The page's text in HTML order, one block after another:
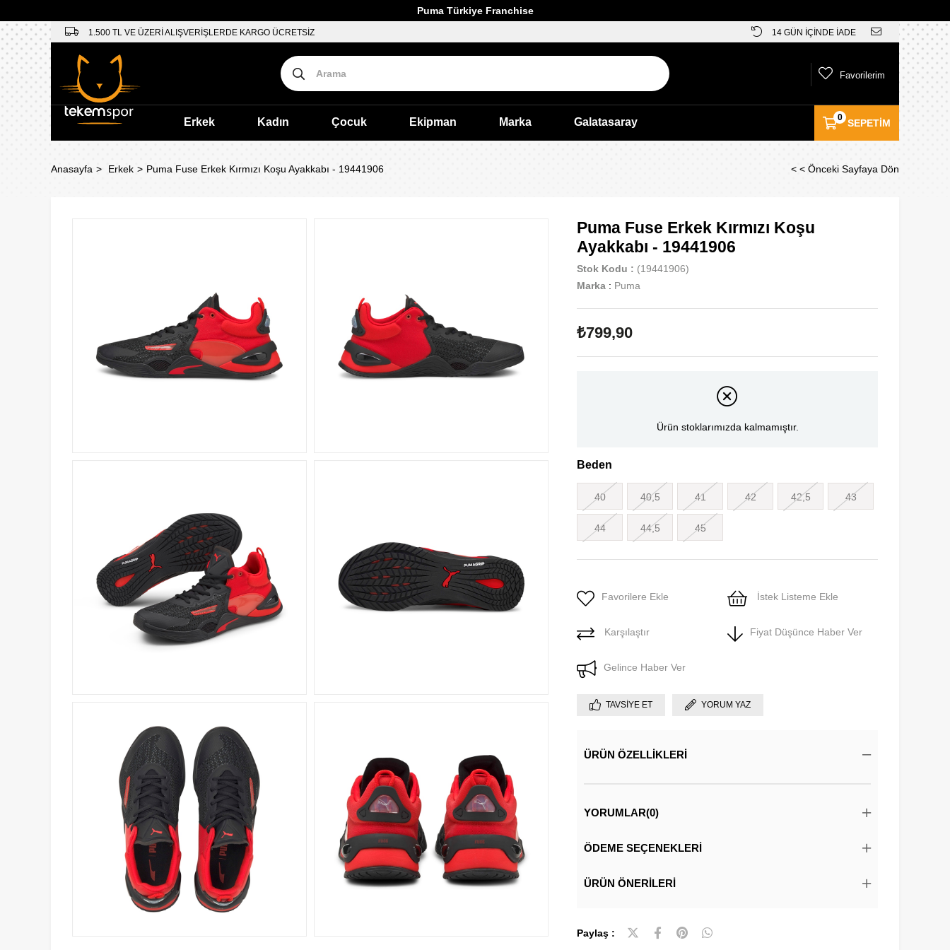
Puma Türkiye Franchise
1.500 TL VE ÜZERİ ALIŞVERİŞLERDE KARGO ÜCRETSİZ 14 GÜN İÇİNDE İADE
SEPETIM
0
Favorilerim
Erkek Kadın Çocuk Ekipman Marka Galatasaray
Anasayfa Erkek Puma Fuse Erkek Kırmızı Koşu Ayakkabı - 19441906 < < Önceki Sayfaya Dön
Puma Fuse Erkek Kırmızı Koşu
Ayakkabı - 19441906
Stok Kodu
(19441906)
Marka : Puma
₺799,90
Ürün stoklarımızda kalmamıştır.
Beden
40 40,5 41 42 42,5 43
44 44,5 45
Favorilere Ekle İstek Listeme Ekle
Karşılaştır Fiyat Düşünce Haber Ver
Gelince Haber Ver
TAVSIYE ET YORUM YAZ
ÜRÜN ÖZELLIKLERI
YORUMLAR(0)
ÖDEME SEÇENEKLERI
ÜRÜN ÖNERILERI
Paylaş :